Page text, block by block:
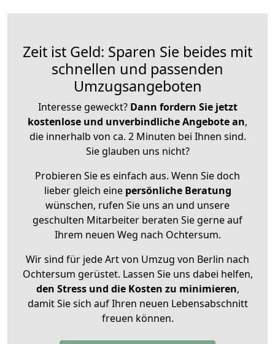
Zeit ist Geld: Sparen Sie beides mit
schnellen und passenden
Umzugsangeboten
Interesse geweckt? Dann fordern Sie jetzt
kostenlose und unverbindliche Angebote an,
die innerhalb von ca. 2 Minuten bei Ihnen sind.
Sie glauben uns nicht?
Probieren Sie es einfach aus. Wenn Sie doch
lieber gleich eine persönliche Beratung
wünschen, rufen Sie uns an und unsere
geschulten Mitarbeiter beraten Sie gerne auf
Ihrem neuen Weg nach Ochtersum.
Wir sind für jede Art von Umzug von Berlin nach
Ochtersum gerüstet. Lassen Sie uns dabei helfen,
den Stress und die Kosten zu minimieren,
damit Sie sich auf Ihren neuen Lebensabschnitt
freuen können.